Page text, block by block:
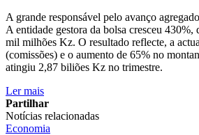
A grande responsável pelo avanço
A entidade gestora da bolsa cresceu
mil milhões Kz. O resultado reflecte, a
(comissões) e o aumento de 65% no
atingiu 2,87 biliões Kz no trimestre.
Ler mais
Partilhar
Notícias relacionadas
Economia